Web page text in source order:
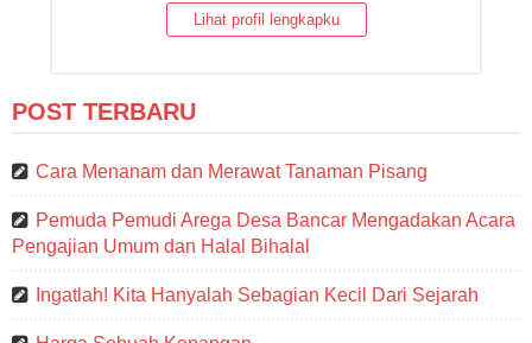
Lihat profil lengkapku
POST TERBARU
Cara Menanam dan Merawat Tanaman Pisang
Pemuda Pemudi Arega Desa Bancar Mengadakan Acara
Pengajian Umum dan Halal Bihalal
Ingatlah! Kita Hanyalah Sebagian Kecil Dari Sejarah